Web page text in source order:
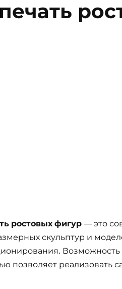
ростовых фигур — это
скульптур и
Возможность
позволяет реализовать